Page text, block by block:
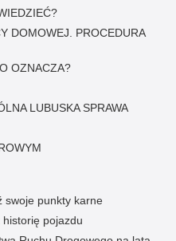
DOMOWEJ. PROCEDURA
OZNACZA?
LUBUSKA SPRAWA
swoje punkty karne
historię pojazdu